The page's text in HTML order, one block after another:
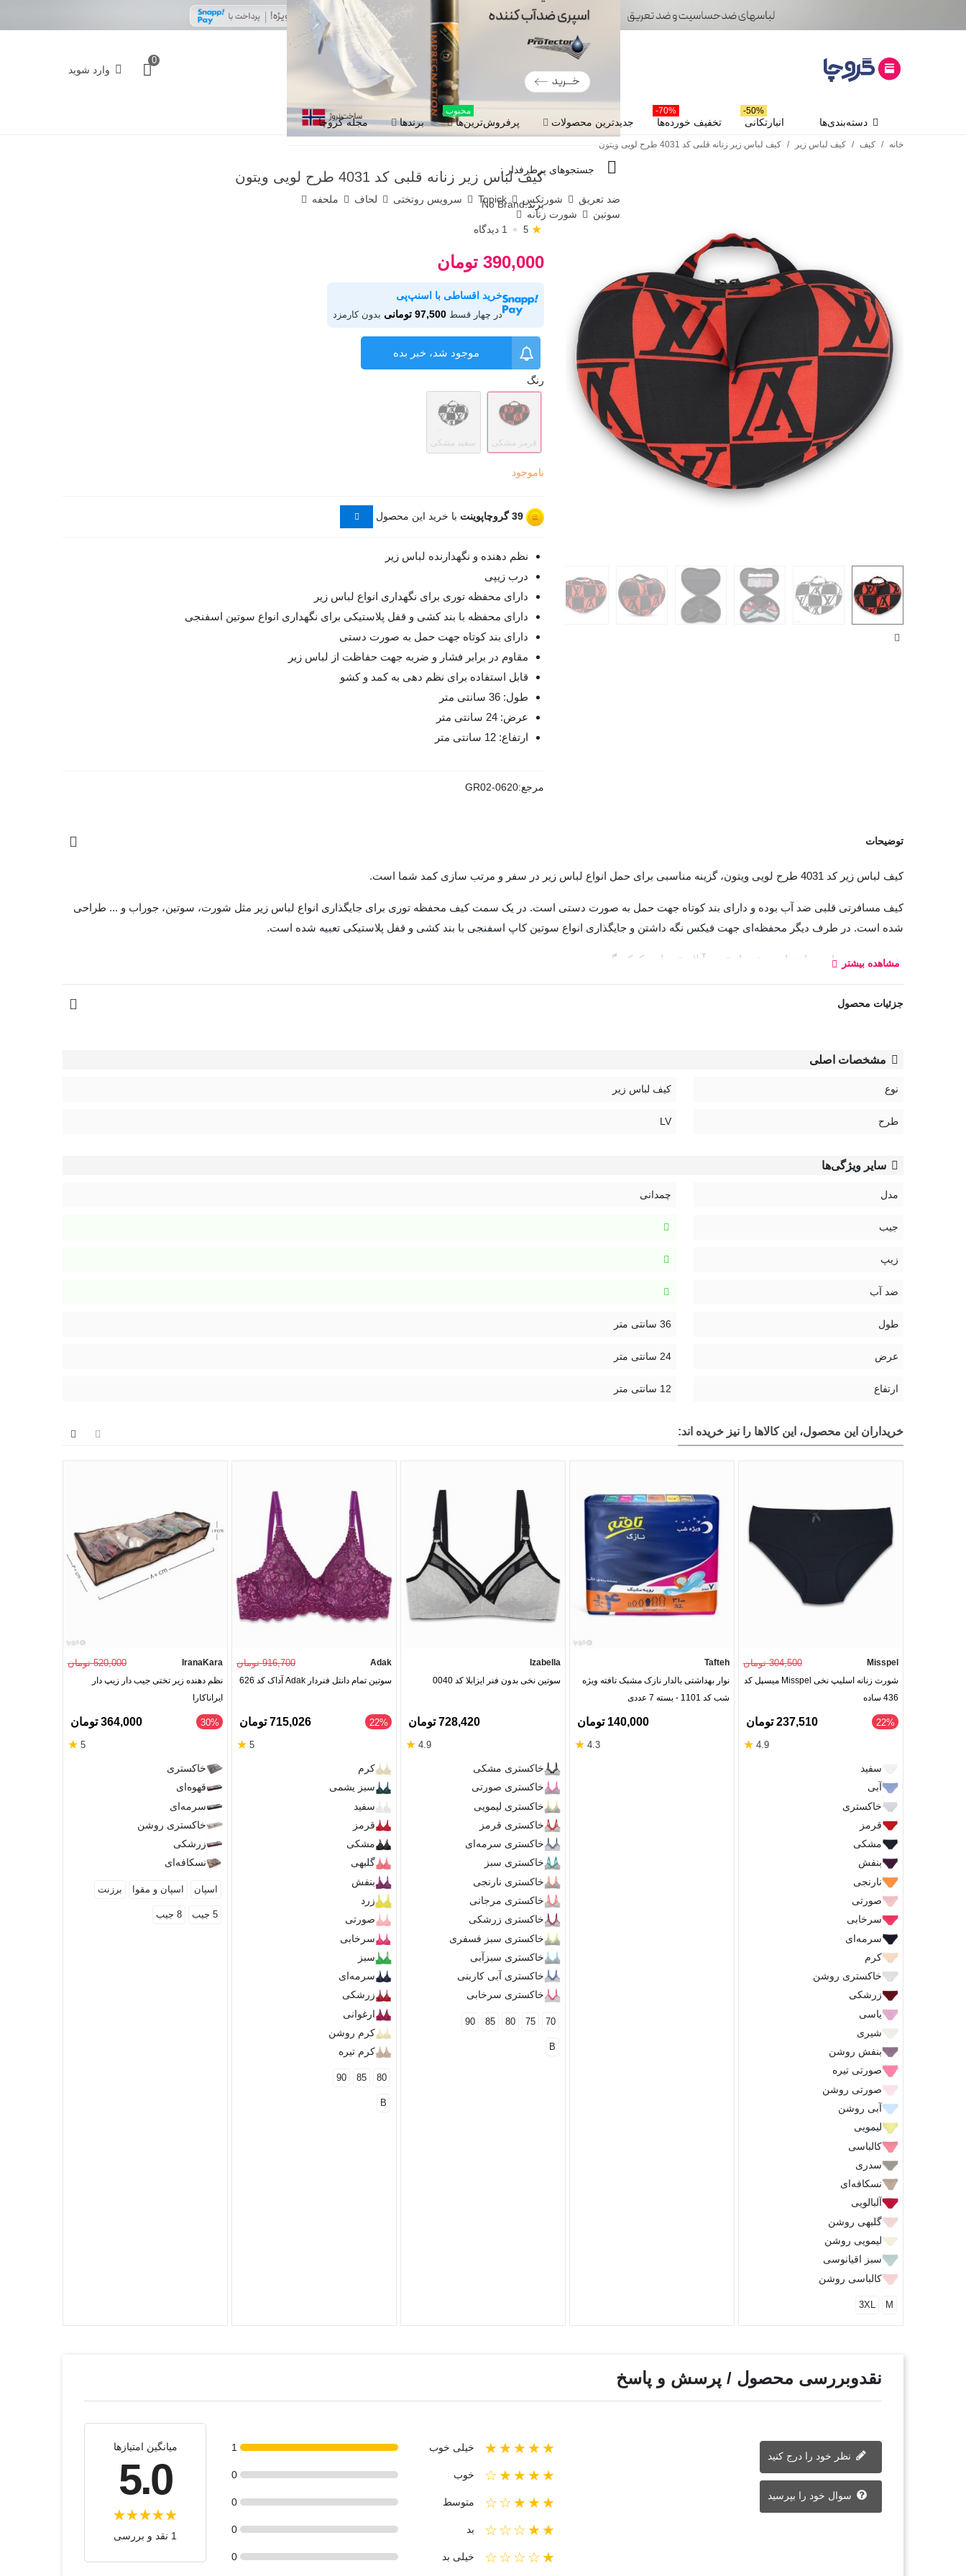
جستجوهای پرطرفدار :
ضد تعریق شورتکس Topick سرویس روتختی لحاف
ملحفه
سوتین
شورت زنانه
0
وارد شوید
دسته‌بندی‌ها انبارتکانی
50%-
تخفیف خورده‌ها
70%-
جدیدترین محصولات پرفروش‌ترین‌ها
محبوب
برندها مجله گروچا
خانه / کیف / کیف لباس زیر / کیف لباس زیر زنانه قلبی کد 4031 طرح لویی ویتون
کیف لباس زیر زنانه قلبی کد 4031 طرح لویی ویتون
برند:No Brand
5 ★ 1 دیدگاه
390,000 تومان
خرید اقساطی با اسنپ‌پی
در چهار قسط 97,500 تومانی بدون کارمزد
موجود شد، خبر بده
رنگ
قرمز مشکی سفید مشکی
ناموجود
39گروچاپوینت با خرید این محصول
نظم دهنده و نگهدارنده لباس زیر
درب زیپی
دارای محفظه توری برای نگهداری انواع لباس زیر
دارای محفظه با بند کشی و قفل پلاستیکی برای نگهداری انواع سوتین اسفنجی
دارای بند کوتاه جهت حمل به صورت دستی
مقاوم در برابر فشار و ضربه جهت حفاظت از لباس زیر
قابل استفاده برای نظم دهی به کمد و کشو
طول: 36 سانتی متر
عرض: 24 سانتی متر
ارتفاع: 12 سانتی متر
مرجع:GR02-0620
توضیحات
کیف‌‌ لباس زیر کد 4031 طرح لویی ویتون، گزینه مناسبی برای حمل انواع لباس زیر در سفر و مرتب سازی کمد شما است.
کیف مسافرتی قلبی ضد آب بوده و دارای بند کوتاه جهت حمل به صورت دستی است. در یک سمت کیف محفظه توری برای جایگذاری انواع لباس زیر مثل شورت، سوتین، جوراب و ... طراحی
شده است. در طرف دیگر محفظه‌ای جهت فیکس نگه داشتن و جایگذاری انواع سوتین کاپ اسفنجی با بند کشی و قفل پلاستیکی تعبیه شده است.
در صورت نیاز به راهنمایی بیشتر از «چت آنلاین» سایت کمک بگیرید.
کد:
4031
مشاهده بیشتر
جزئیات محصول
مشخصات اصلی
نوع کیف لباس زیر
طرح LV
سایر ویژگی‌ها
مدل چمدانی
جیب
زیپ
ضد آب
طول 36 سانتی متر
عرض 24 سانتی متر
ارتفاع 12 سانتی متر
خریداران این محصول، این کالاها را نیز خریده اند:
Misspel 304,500 تومان
شورت زنانه اسلیپ نخی Misspel میسپل کد
436 ساده
‎22% 237,510 تومان
4.9
★
سفید
آبی
خاکستری
قرمز
مشکی
بنفش
نارنجی
صورتی
سرخابی
سرمه‌ای
کرم
خاکستری روشن
زرشکی
یاسی
شیری
بنفش روشن
صورتی تیره
صورتی روشن
آبی روشن
لیمویی
کالباسی
سدری
نسکافه‌ای
آلبالویی
گلبهی روشن
لیمویی روشن
سبز اقیانوسی
کالباسی روشن
M
3XL
Tafteh
نوار بهداشتی بالدار نازک مشبک تافته ویژه
شب کد 1101 - بسته 7 عددی
140,000 تومان
4.3
★
Izabella
سوتین نخی بدون فنر ایزابلا کد 0040
728,420 تومان
4.9
★
خاکستری مشکی
خاکستری صورتی
خاکستری لیمویی
خاکستری قرمز
خاکستری سرمه‌ای
خاکستری سبز
خاکستری نارنجی
خاکستری مرجانی
خاکستری زرشکی
خاکستری سبز فسفری
خاکستری سبزآبی
خاکستری آبی کاربنی
خاکستری سرخابی
70
75
80
85
90
B
Adak 916,700 تومان
سوتین تمام دانتل فنردار Adak آداک کد 626
‎22% 715,026 تومان
5
★
کرم
سبز یشمی
سفید
قرمز
مشکی
گلبهی
بنفش
زرد
صورتی
سرخابی
سبز
سرمه‌ای
زرشکی
ارغوانی
کرم روشن
کرم تیره
80
85
90
B
IranaKara 520,000 تومان
نظم دهنده زیر تختی جیب دار زیپ دار
ایراناکارا
‎30% 364,000 تومان
5
★
خاکستری
قهوه‌ای
سرمه‌ای
خاکستری روشن
زرشکی
نسکافه‌ای
اسپان اسپان و مقوا برزنت
5 جیب 8 جیب
نقدوبررسی محصول / پرسش و پاسخ
میانگین امتیازها
5.0
1 نقد و بررسی
★★★★★ خیلی خوب 1
★★★★☆ خوب 0
★★★☆☆ متوسط 0
★★☆☆☆ بد 0
★☆☆☆☆ خیلی بد 0
سوال خود را بپرسید